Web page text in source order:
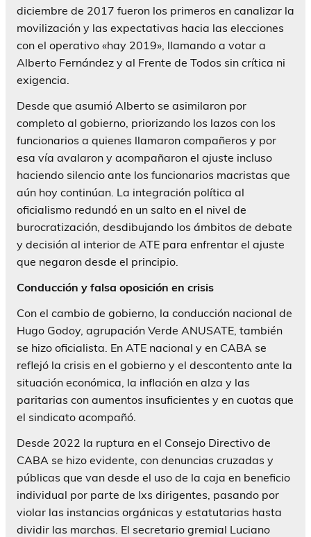
diciembre de 2017 fueron los primeros en canalizar la
movilización y las expectativas hacia las elecciones
con el operativo «hay 2019», llamando a votar a
Alberto Fernández y al Frente de Todos sin crítica ni
exigencia.
Desde que asumió Alberto se asimilaron por
completo al gobierno, priorizando los lazos con los
funcionarios a quienes llamaron compañeros y por
esa vía avalaron y acompañaron el ajuste incluso
haciendo silencio ante los funcionarios macristas que
aún hoy continúan. La integración política al
oficialismo redundó en un salto en el nivel de
burocratización, desdibujando los ámbitos de debate
y decisión al interior de ATE para enfrentar el ajuste
que negaron desde el principio.
Conducción y falsa oposición en crisis
Con el cambio de gobierno, la conducción nacional de
Hugo Godoy, agrupación Verde ANUSATE, también
se hizo oficialista. En ATE nacional y en CABA se
reflejó la crisis en el gobierno y el descontento ante la
situación económica, la inflación en alza y las
paritarias con aumentos insuficientes y en cuotas que
el sindicato acompañó.
Desde 2022 la ruptura en el Consejo Directivo de
CABA se hizo evidente, con denuncias cruzadas y
públicas que van desde el uso de la caja en beneficio
individual por parte de lxs dirigentes, pasando por
violar las instancias orgánicas y estatutarias hasta
dividir las marchas. El secretario gremial Luciano